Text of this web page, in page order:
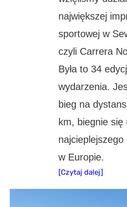
największej
sportowej w
czyli Carrera
Była to 34
wydarzenia.
bieg na
km, biegnie się
najcieplejszego
w Europie.
[Czytaj dalej]